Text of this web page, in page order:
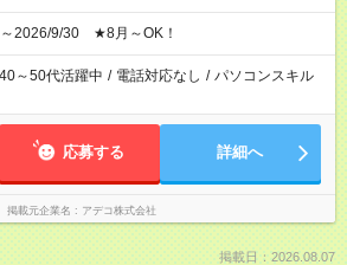
～2026/9/30 ★8月～OK！
40～50代活躍中 / 電話対応なし / パソコンスキル
応募する 詳細へ
掲載元企業名 アデコ株式会社
掲載日：2026.08.07